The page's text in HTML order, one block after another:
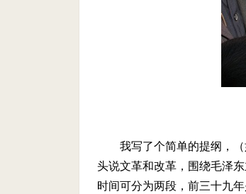
我写了个简单的提纲，
头说文革和改革，围绕毛泽
时间可分为两段，前三十九